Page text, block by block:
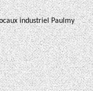
industriel Paulmy